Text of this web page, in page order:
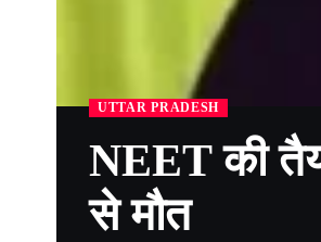
UTTAR PRADESH
NEET की
से मौत